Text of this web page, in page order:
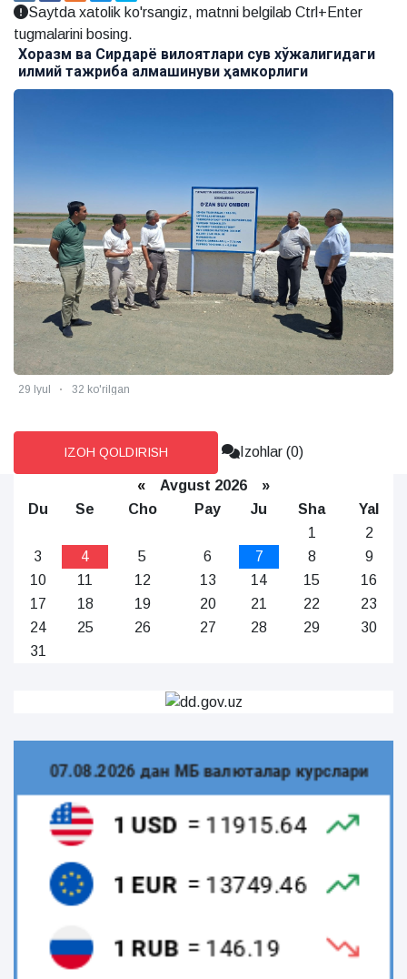
Saytda xatolik ko'rsangiz, matnni belgilab Ctrl+Enter
tugmalarini bosing.
вилоятлари сув хўжалигидаги
алмашинуви ҳамкорлиги
ЭТИЛДИ
IZOH QOLDIRISH Izohlar (0)
« Avgust 2026 »
Du
Se Cho Pay Ju Sha
Yal
1
2
3
4 5 6 7 8
9
10
11 12 13 14 15
16
17
18 19 20 21 22
23
24
25 26 27 28 29
30
31